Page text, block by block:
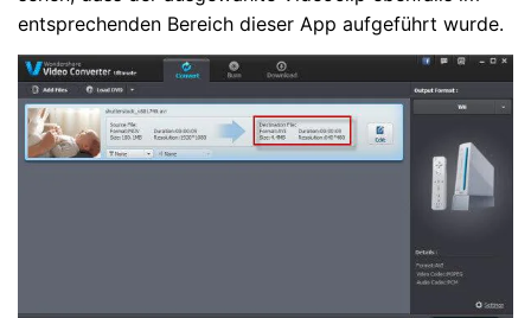
entsprechenden Bereich dieser App aufgeführt wurde.